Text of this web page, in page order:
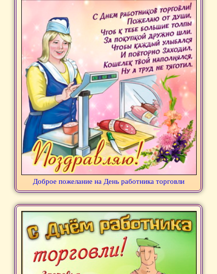
Доброе пожелание на День работника торговли